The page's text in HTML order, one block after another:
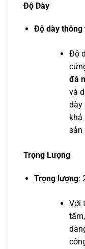
Độ Dày
Độ dày thông
Độ
đá
và
dày
khả
sản
Trọng Lượng
Trọng lượng:
Với